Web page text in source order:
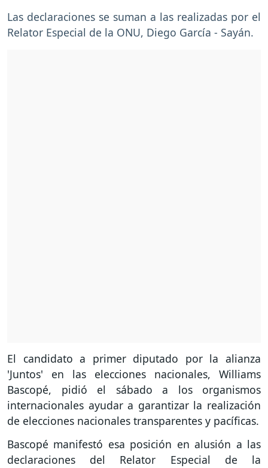
Las declaraciones se suman a las realizadas por el
Relator Especial de la ONU, Diego García - Sayán.
El candidato a primer diputado por la alianza
'Juntos' en las elecciones nacionales, Williams
Bascopé, pidió el sábado a los organismos
internacionales ayudar a garantizar la realización
de elecciones nacionales transparentes y pacíficas.
Bascopé manifestó esa posición en alusión a las
declaraciones del Relator Especial de la